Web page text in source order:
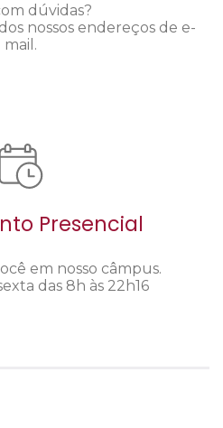
dúvidas?
nossos endereços de e-
mail.
Presencial
em nosso câmpus.
das 8h às 22h16